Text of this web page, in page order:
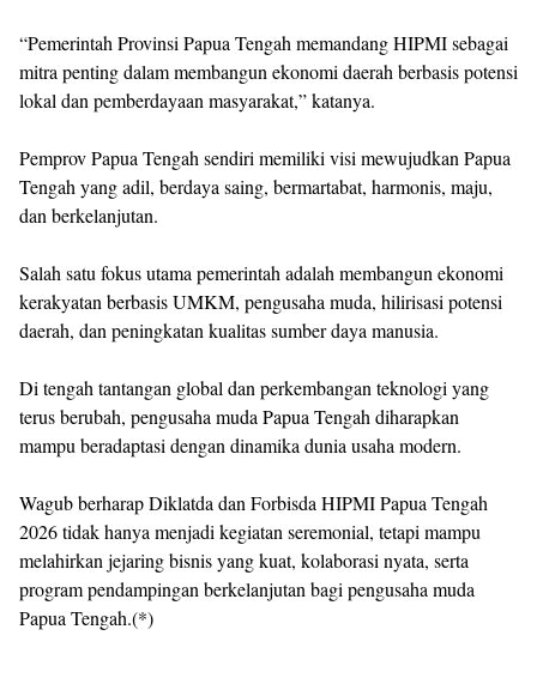
‎“Pemerintah Provinsi Papua Tengah memandang HIPMI sebagai
mitra penting dalam membangun ekonomi daerah berbasis potensi
lokal dan pemberdayaan masyarakat,” katanya.
‎Pemprov Papua Tengah sendiri memiliki visi mewujudkan Papua
Tengah yang adil, berdaya saing, bermartabat, harmonis, maju,
dan berkelanjutan.
‎Salah satu fokus utama pemerintah adalah membangun ekonomi
kerakyatan berbasis UMKM, pengusaha muda, hilirisasi potensi
daerah, dan peningkatan kualitas sumber daya manusia.
‎Di tengah tantangan global dan perkembangan teknologi yang
terus berubah, pengusaha muda Papua Tengah diharapkan
mampu beradaptasi dengan dinamika dunia usaha modern.
‎Wagub berharap Diklatda dan Forbisda HIPMI Papua Tengah
2026 tidak hanya menjadi kegiatan seremonial, tetapi mampu
melahirkan jejaring bisnis yang kuat, kolaborasi nyata, serta
program pendampingan berkelanjutan bagi pengusaha muda
Papua Tengah.(*)